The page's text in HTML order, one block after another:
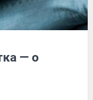
— о